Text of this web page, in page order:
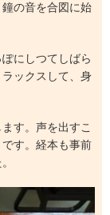
の音を合図に始
にしつてしばら
ックスして、身
す。声を出すこ
す。経本も事前